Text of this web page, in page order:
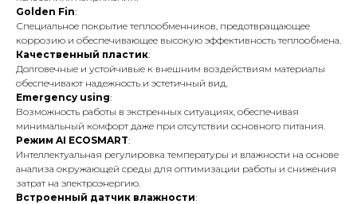
Golden Fin:
Специальное покрытие теплообменников, предотвращающее
коррозию и обеспечивающее высокую эффективность теплообмена.
Качественный пластик:
Долговечные и устойчивые к внешним воздействиям материалы
обеспечивают надежность и эстетичный вид.
Emergency using:
Возможность работы в экстренных ситуациях, обеспечивая
минимальный комфорт даже при отсутствии основного питания.
Режим AI ECOSMART:
Интеллектуальная регулировка температуры и влажности на основе
анализа окружающей среды для оптимизации работы и снижения
затрат на электроэнергию.
Встроенный датчик влажности: